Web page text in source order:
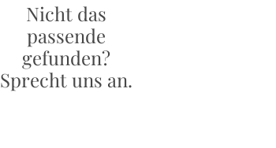
Nicht das
passende
gefunden?
Sprecht uns an.